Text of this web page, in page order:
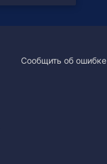
Сообщить об ошибке